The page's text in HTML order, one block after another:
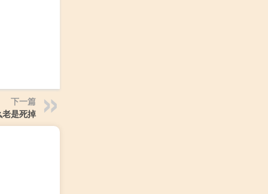
下一篇
是死掉